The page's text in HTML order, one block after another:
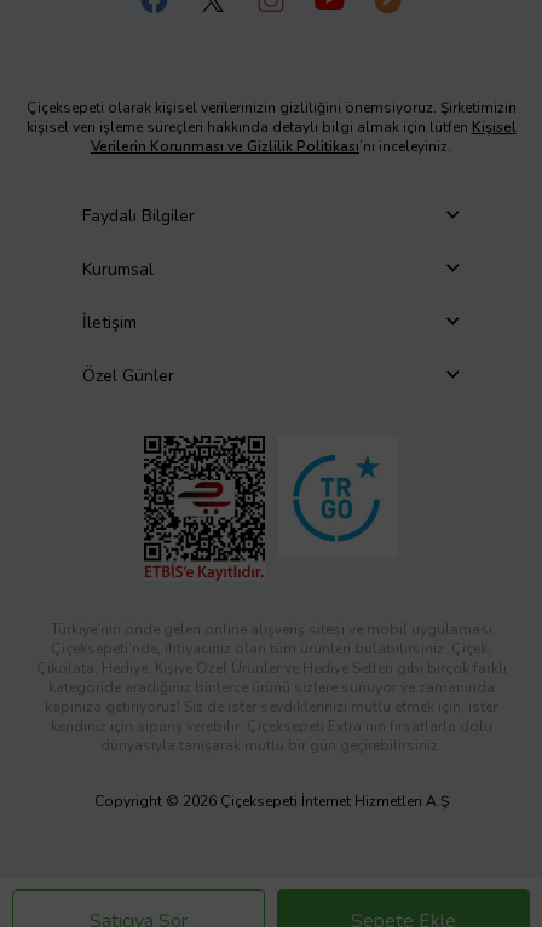
Satıcıya Sor Sepete Ekle
Çiçeksepeti olarak kişisel verilerinizin gizliliğini önemsiyoruz. Şirketimizin
kişisel veri işleme süreçleri hakkında detaylı bilgi almak için lütfen Kişisel
Verilerin Korunması ve Gizlilik Politikası’nı inceleyiniz.
Faydalı Bilgiler
Kurumsal
İletişim
Özel Günler
Türkiye’nin önde gelen online alışveriş sitesi ve mobil uygulaması
Çiçeksepeti’nde, ihtiyacınız olan tüm ürünleri bulabilirsiniz. Çiçek,
Çikolata, Hediye, Kişiye Özel Ürünler ve Hediye Setleri gibi birçok farklı
kategoride aradığınız binlerce ürünü sizlere sunuyor ve zamanında
kapınıza getiriyoruz! Siz de ister sevdiklerinizi mutlu etmek için, ister
kendiniz için sipariş verebilir; Çiçeksepeti Extra’nın fırsatlarla dolu
dünyasıyla tanışarak mutlu bir gün geçirebilirsiniz.
Copyright © 2026 Çiçeksepeti İnternet Hizmetleri A.Ş